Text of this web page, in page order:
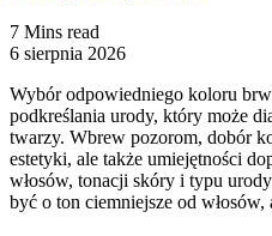
7 Mins read
6 sierpnia 2026
Wybór odpowiedniego koloru
podkreślania urody, który może
twarzy. Wbrew pozorom, dobór
estetyki, ale także umiejętności
włosów, tonacji skóry i typu
być o ton ciemniejsze od